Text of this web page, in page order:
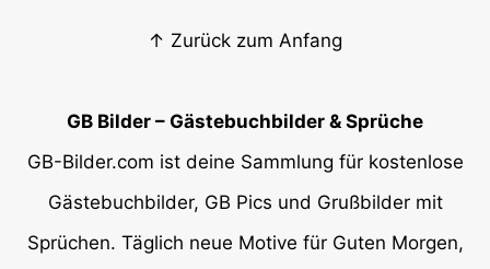
↑ Zurück zum Anfang
GB Bilder – Gästebuchbilder & Sprüche
GB-Bilder.com ist deine Sammlung für kostenlose
Gästebuchbilder, GB Pics und Grußbilder mit
Sprüchen. Täglich neue Motive für Guten Morgen,